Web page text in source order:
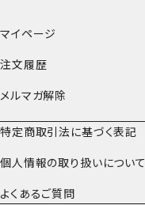
マイページ
注文履歴
メルマガ解除
特定商取引法に基づく表記
個人情報の取り扱いについて
よくあるご質問